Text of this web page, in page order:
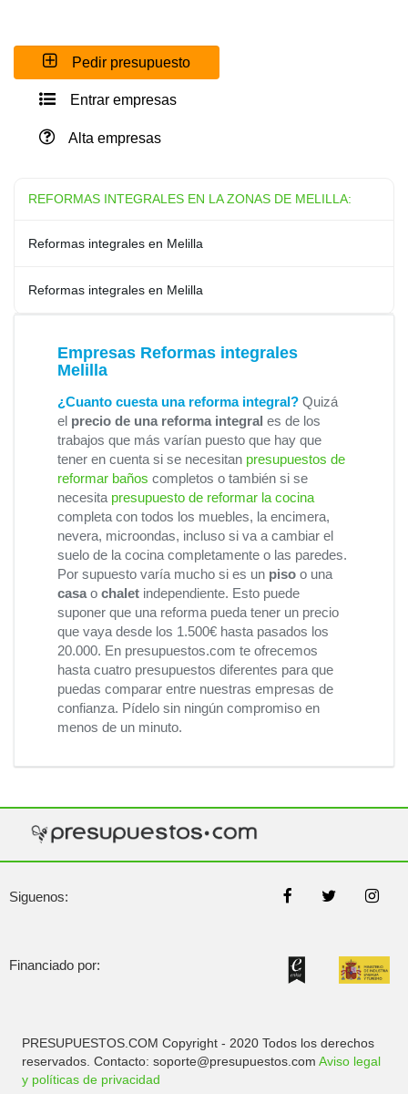
Pedir presupuesto
Entrar empresas
Alta empresas
REFORMAS INTEGRALES EN LA ZONAS DE MELILLA:
Reformas integrales en Melilla
Reformas integrales en Melilla
Empresas Reformas integrales
Melilla
¿Cuanto cuesta una reforma integral? Quizá
el precio de una reforma integral es de los
trabajos que más varían puesto que hay que
tener en cuenta si se necesitan presupuestos de
reformar baños completos o también si se
necesita presupuesto de reformar la cocina
completa con todos los muebles, la encimera,
nevera, microondas, incluso si va a cambiar el
suelo de la cocina completamente o las paredes.
Por supuesto varía mucho si es un piso o una
casa o chalet independiente. Esto puede
suponer que una reforma pueda tener un precio
que vaya desde los 1.500€ hasta pasados los
20.000. En presupuestos.com te ofrecemos
hasta cuatro presupuestos diferentes para que
puedas comparar entre nuestras empresas de
confianza. Pídelo sin ningún compromiso en
menos de un minuto.
Siguenos:
Financiado por:
PRESUPUESTOS.COM Copyright - 2020 Todos los derechos
reservados. Contacto: soporte@presupuestos.com Aviso legal
y políticas de privacidad